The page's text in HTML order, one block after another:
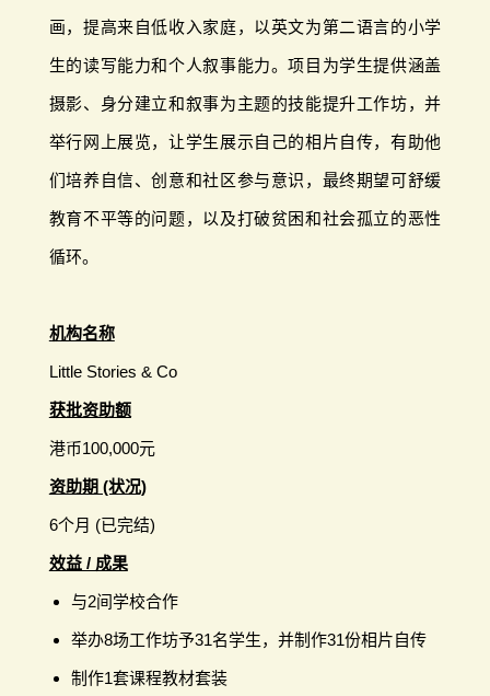
画，提高来自低收入家庭，以英文为第二语言的小学
生的读写能力和个人叙事能力。项目为学生提供涵盖
摄影、身分建立和叙事为主题的技能提升工作坊，并
举行网上展览，让学生展示自己的相片自传，有助他
们培养自信、创意和社区参与意识，最终期望可舒缓
教育不平等的问题，以及打破贫困和社会孤立的恶性
循环。
机构名称
Little Stories & Co
获批资助额
港币100,000元
资助期 (状况)
6个月 (已完结)
效益 / 成果
与2间学校合作
举办8场工作坊予31名学生，并制作31份相片自传
制作1套课程教材套装